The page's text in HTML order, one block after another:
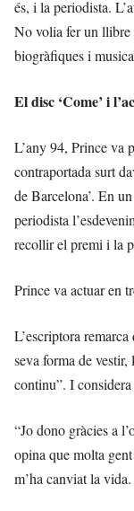
és, i la periodista.
No volia fer un llibre
biogràfiques i
El disc ‘Come’ i
L’any 94, Prince va
contraportada surt
de Barcelona’. En
periodista
recollir el premi i la
Prince va actuar en
L’escriptora
seva forma de
continu”. I considera
“Jo dono gràcies a
opina que molta
m’ha canviat la